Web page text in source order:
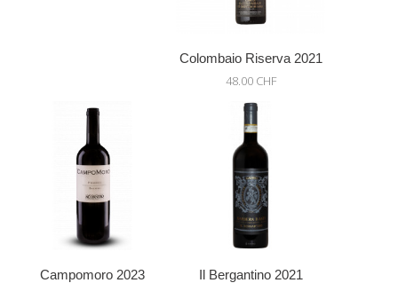
Colombaio Riserva 2021
48.00 CHF
Campomoro 2023 Il Bergantino 2021